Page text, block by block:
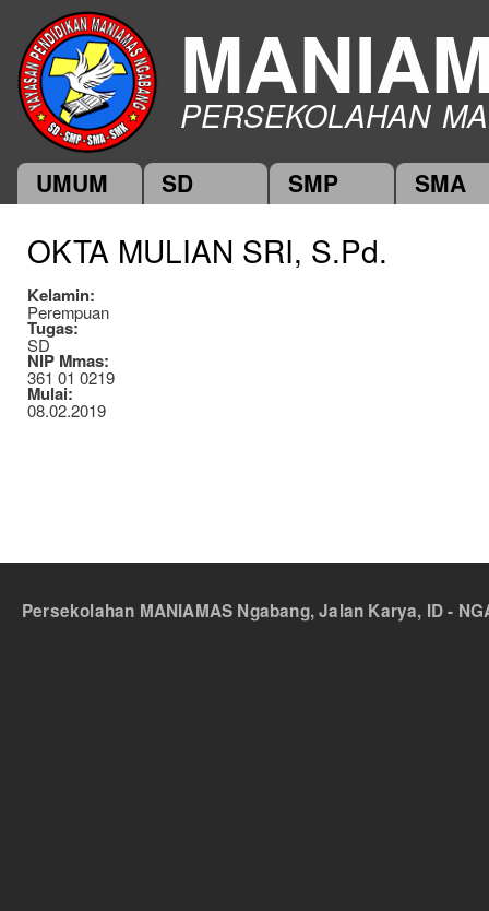
PERSEKOLAHAN
Main menu
UMUM SD SMP SMA
OKTA MULIAN SRI, S.Pd.
Kelamin:
Perempuan
Tugas:
SD
NIP Mmas:
361 01 0219
Mulai:
08.02.2019
Persekolahan MANIAMAS Ngabang, Jalan Karya, ID -